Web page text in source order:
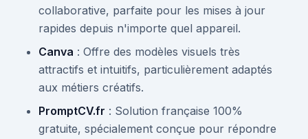
collaborative, parfaite pour les mises à jour
rapides depuis n'importe quel appareil.
Canva : Offre des modèles visuels très
attractifs et intuitifs, particulièrement adaptés
aux métiers créatifs.
PromptCV.fr : Solution française 100%
gratuite, spécialement conçue pour répondre